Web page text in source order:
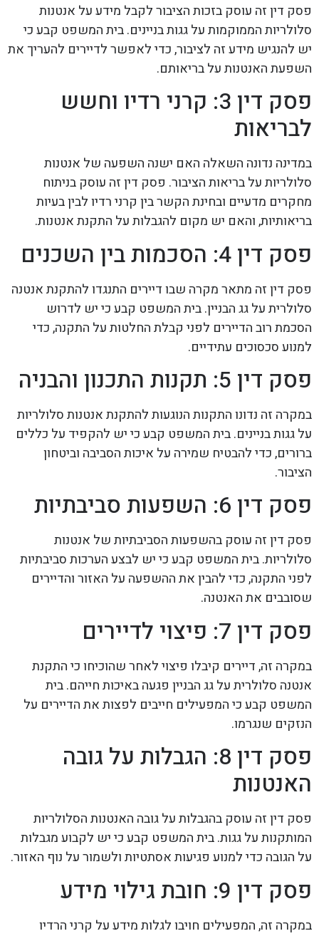
פסק דין זה עוסק בזכות הציבור לקבל מידע על אנטנות
סלולריות הממוקמות על גגות בניינים. בית המשפט קבע כי
יש להנגיש מידע זה לציבור, כדי לאפשר לדיירים להעריך את
השפעת האנטנות על בריאותם.
פסק דין 3: קרני רדיו וחשש
לבריאות
במדינה נדונה השאלה האם ישנה השפעה של אנטנות
סלולריות על בריאות הציבור. פסק דין זה עוסק בניתוח
מחקרים מדעיים ובחינת הקשר בין קרני רדיו לבין בעיות
בריאותיות, והאם יש מקום להגבלות על התקנת אנטנות.
פסק דין 4: הסכמות בין השכנים
פסק דין זה מתאר מקרה שבו דיירים התנגדו להתקנת אנטנה
סלולרית על גג הבניין. בית המשפט קבע כי יש לדרוש
הסכמת רוב הדיירים לפני קבלת החלטות על התקנה, כדי
למנוע סכסוכים עתידיים.
פסק דין 5: תקנות התכנון והבניה
במקרה זה נדונו התקנות הנוגעות להתקנת אנטנות סלולריות
על גגות בניינים. בית המשפט קבע כי יש להקפיד על כללים
ברורים, כדי להבטיח שמירה על איכות הסביבה וביטחון
הציבור.
פסק דין 6: השפעות סביבתיות
פסק דין זה עוסק בהשפעות הסביבתיות של אנטנות
סלולריות. בית המשפט קבע כי יש לבצע הערכות סביבתיות
לפני התקנה, כדי להבין את ההשפעה על האזור והדיירים
שסובבים את האנטנה.
פסק דין 7: פיצוי לדיירים
במקרה זה, דיירים קיבלו פיצוי לאחר שהוכיחו כי התקנת
אנטנה סלולרית על גג הבניין פגעה באיכות חייהם. בית
המשפט קבע כי המפעילים חייבים לפצות את הדיירים על
הנזקים שנגרמו.
פסק דין 8: הגבלות על גובה
האנטנות
פסק דין זה עוסק בהגבלות על גובה האנטנות הסלולריות
המותקנות על גגות. בית המשפט קבע כי יש לקבוע מגבלות
על הגובה כדי למנוע פגיעות אסתטיות ולשמור על נוף האזור.
פסק דין 9: חובת גילוי מידע
במקרה זה, המפעילים חויבו לגלות מידע על קרני הרדיו